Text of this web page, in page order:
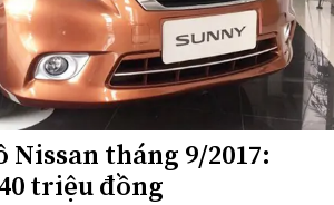
Nissan tháng 9/2017:
triệu đồng